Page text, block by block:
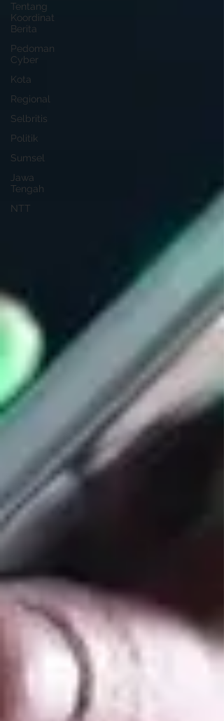
Tentang
Koordinat
Berita
Pedoman
Cyber
Kota
Regional
Selbritis
Politik
Sumsel
Jawa
Tengah
NTT